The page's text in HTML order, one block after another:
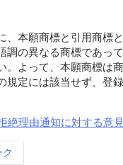
、本願商標と引用商標
調の異なる商標であっ
。よって、本願商標は
規定には該当せず、登
絶理由通知に対する意
ク